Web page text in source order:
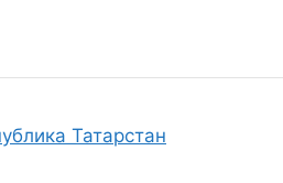
Татарстан